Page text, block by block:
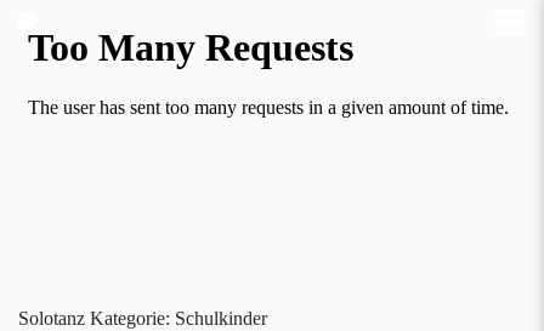
Solotanz Kategorie: Schulkinder